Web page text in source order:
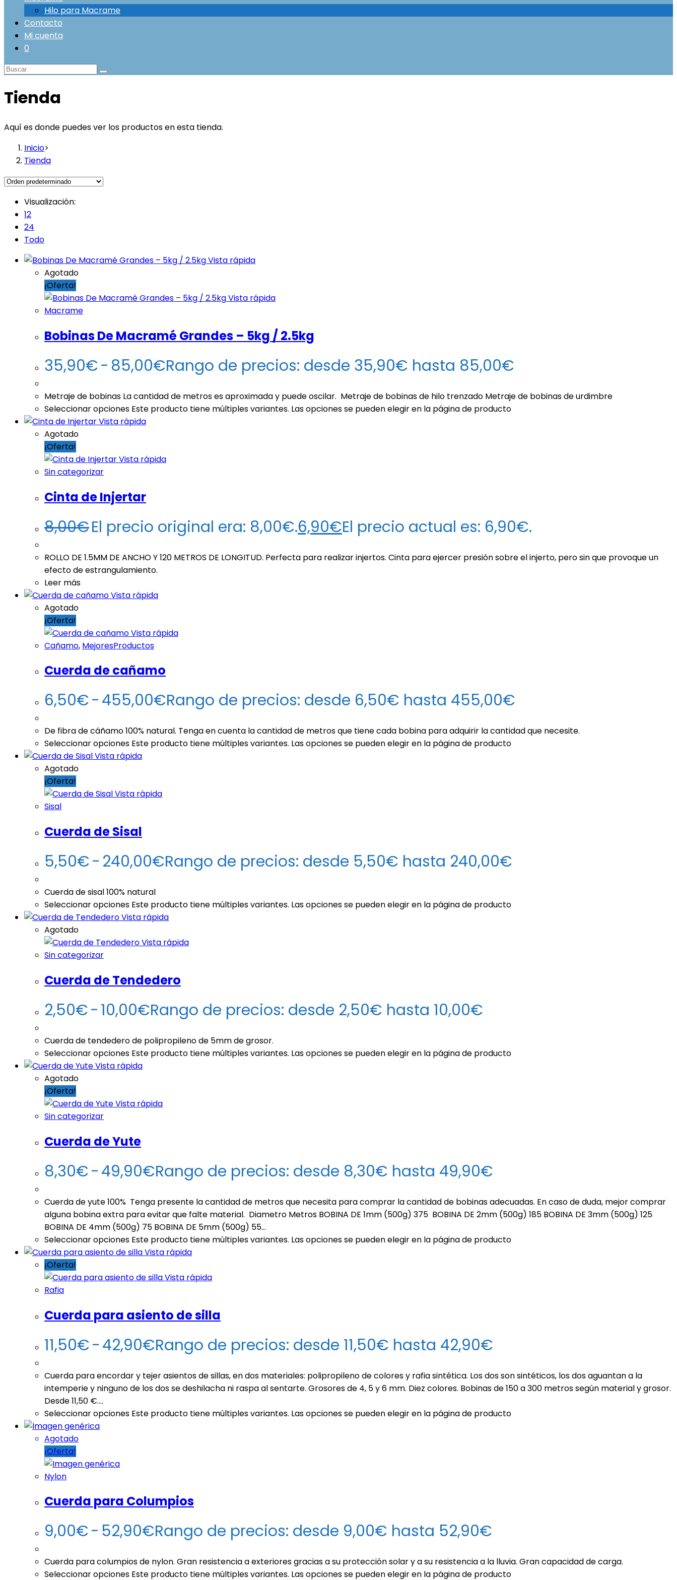
Hilo para Macrame
Contacto
Mi cuenta
0
Tienda
Aquí es donde puedes ver los productos en esta tienda.
Inicio>
Tienda
Visualización:
12
24
Todo
Vista rápida
Agotado
¡Oferta!
Vista rápida
Macrame
Bobinas De Macramé Grandes – 5kg / 2.5kg
35,90€- 85,00€Rango de precios: desde 35,90€ hasta 85,00€
Metraje de bobinas La cantidad de metros es aproximada y puede oscilar. Metraje de bobinas de hilo trenzado Metraje de bobinas de urdimbre
Seleccionar opciones Este producto tiene múltiples variantes. Las opciones se pueden elegir en la página de producto
Vista rápida
Agotado
¡Oferta!
Vista rápida
Sin categorizar
Cinta de Injertar
8,00€El precio original era: 8,00€.6,90€El precio actual es: 6,90€.
ROLLO DE 1.5MM DE ANCHO Y 120 METROS DE LONGITUD. Perfecta para realizar injertos. Cinta para ejercer presión sobre el injerto, pero sin que provoque un
efecto de estrangulamiento.
Leer más
Vista rápida
Agotado
¡Oferta!
Vista rápida
Cañamo, MejoresProductos
Cuerda de cañamo
6,50€-455,00€Rango de precios: desde 6,50€ hasta 455,00€
De fibra de cáñamo 100% natural. Tenga en cuenta la cantidad de metros que tiene cada bobina para adquirir la cantidad que necesite.
Seleccionar opciones Este producto tiene múltiples variantes. Las opciones se pueden elegir en la página de producto
Vista rápida
Agotado
¡Oferta!
Vista rápida
Sisal
Cuerda de Sisal
5,50€- 240,00€Rango de precios: desde 5,50€ hasta 240,00€
Cuerda de sisal 100% natural
Seleccionar opciones Este producto tiene múltiples variantes. Las opciones se pueden elegir en la página de producto
Vista rápida
Agotado
Vista rápida
Sin categorizar
Cuerda de Tendedero
2,50€-10,00€Rango de precios: desde 2,50€ hasta 10,00€
Cuerda de tendedero de polipropileno de 5mm de grosor.
Seleccionar opciones Este producto tiene múltiples variantes. Las opciones se pueden elegir en la página de producto
Vista rápida
Agotado
¡Oferta!
Vista rápida
Sin categorizar
Cuerda de Yute
8,30€-49,90€Rango de precios: desde 8,30€ hasta 49,90€
Cuerda de yute 100% Tenga presente la cantidad de metros que necesita para comprar la cantidad de bobinas adecuadas. En caso de duda, mejor comprar
alguna bobina extra para evitar que falte material. Diametro Metros BOBINA DE 1mm (500g) 375 BOBINA DE 2mm (500g) 185 BOBINA DE 3mm (500g) 125
BOBINA DE 4mm (500g) 75 BOBINA DE 5mm (500g) 55…
Seleccionar opciones Este producto tiene múltiples variantes. Las opciones se pueden elegir en la página de producto
Vista rápida
¡Oferta!
Vista rápida
Rafia
Cuerda para asiento de silla
11,50€-42,90€Rango de precios: desde 11,50€ hasta 42,90€
Cuerda para encordar y tejer asientos de sillas, en dos materiales: polipropileno de colores y rafia sintética. Los dos son sintéticos, los dos aguantan a la
intemperie y ninguno de los dos se deshilacha ni raspa al sentarte. Grosores de 4, 5 y 6 mm. Diez colores. Bobinas de 150 a 300 metros según material y grosor.
Desde 11,50 €.…
Seleccionar opciones Este producto tiene múltiples variantes. Las opciones se pueden elegir en la página de producto
Agotado
¡Oferta!
Nylon
Cuerda para Columpios
9,00€- 52,90€Rango de precios: desde 9,00€ hasta 52,90€
Cuerda para columpios de nylon. Gran resistencia a exteriores gracias a su protección solar y a su resistencia a la lluvia. Gran capacidad de carga.
Seleccionar opciones Este producto tiene múltiples variantes. Las opciones se pueden elegir en la página de producto